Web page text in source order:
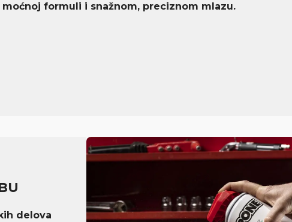
moćnoj formuli i snažnom, preciznom mlazu.
delova